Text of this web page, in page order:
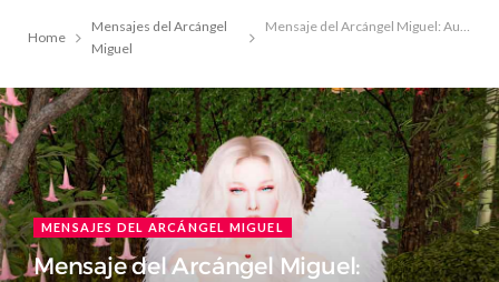
Home
Mensajes del Arcángel
Miguel
Mensaje del Arcángel Miguel: Autoestima
MENSAJES DEL ARCÁNGEL MIGUEL
Mensaje del Arcángel Miguel: